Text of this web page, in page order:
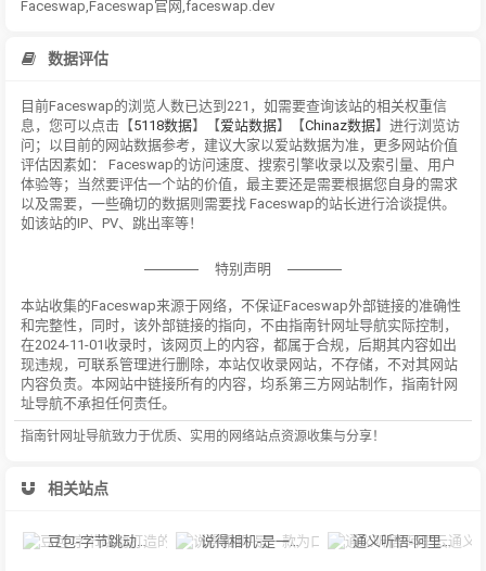
Faceswap,Faceswap官网,faceswap.dev
数据评估
目前Faceswap的浏览人数已达到221，如需要查询该站的相关权重信
息，您可以点击【5118数据】【爱站数据】【Chinaz数据】进行浏览访
问；以目前的网站数据参考，建议大家以爱站数据为准，更多网站价值
评估因素如： Faceswap的访问速度、搜索引擎收录以及索引量、用户
体验等；当然要评估一个站的价值，最主要还是需要根据您自身的需求
以及需要，一些确切的数据则需要找 Faceswap的站长进行洽谈提供。
如该站的IP、PV、跳出率等！
特别声明
本站收集的Faceswap来源于网络，不保证Faceswap外部链接的准确性
和完整性，同时，该外部链接的指向，不由指南针网址导航实际控制，
在2024-11-01收录时，该网页上的内容，都属于合规，后期其内容如出
现违规，可联系管理进行删除，本站仅收录网站，不存储，不对其网站
内容负责。本网站中链接所有的内容，均系第三方网站制作，指南针网
址导航不承担任何责任。
指南针网址导航致力于优质、实用的网络站点资源收集与分享！
相关站点
豆包-字节跳动打造的多功能AI对话工具 说得相机-是一款为口播视频创作者量身定制的智能拍摄工具 通义听悟-阿里云通义听悟是聚焦音视频内容的工作学习AI助手